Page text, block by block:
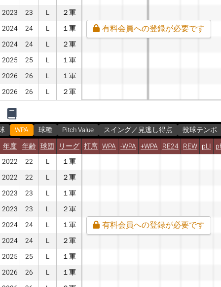
2023
23 L
２軍
2024
24 L
１軍
2024
24 L
２軍
2025
25 L
１軍
2026
26 L
１軍
2026
26 L ２軍
有料会員への登録が必要です
WPA 球種 Pitch Value スイング／見逃し得点
投球テンポ
年度 年齢 球団 リーグ 打席 WPA -WPA +WPA RE24 REW pLI
2022
22 L
１軍
2022
22 L
２軍
2023
23 L
１軍
2023
23 L
２軍
2024
24 L
１軍
2024
24 L
２軍
2025
25 L
１軍
2026
26 L
１軍
有料会員への登録が必要です